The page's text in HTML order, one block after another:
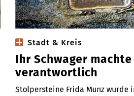
Stadt & Kreis
Ihr Schwager
verantwortlich
Stolpersteine Frida Munz wurde